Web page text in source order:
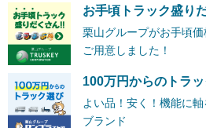
お手頃トラック盛り
栗山グループがお手頃
ご用意しました！
100万円からのトラ
よい品！安く！機能に
ブランド